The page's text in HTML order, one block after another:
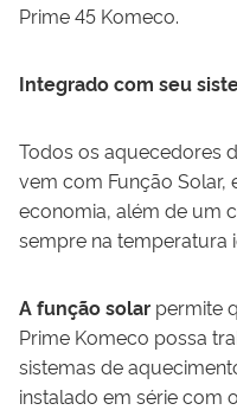
Prime 45 Komeco.
Integrado com seu
Todos os aquecedores
vem com Função Solar,
economia, além de um
sempre na temperatura
Afunçãosolar permite
Prime Komeco possa
sistemas de
instalado em série com